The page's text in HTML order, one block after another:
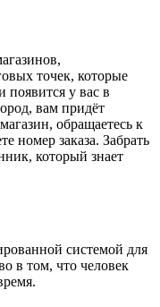
точек, которые
у вас в
вам придёт
обращаетесь к
номер заказа. Забрать
который знает
системой для
в том, что человек